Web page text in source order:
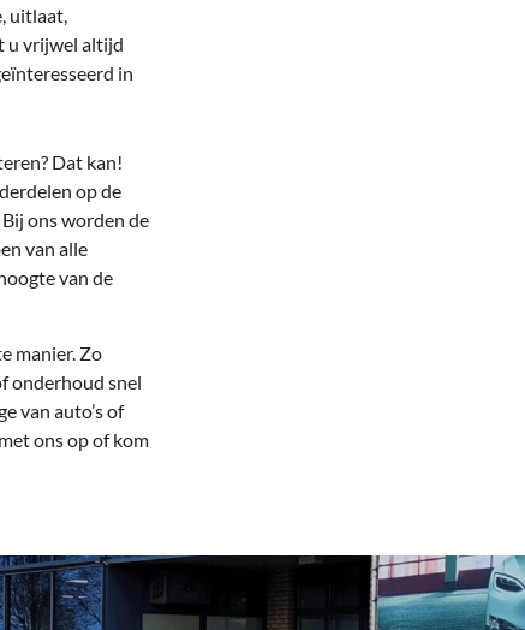
uitlaat,
u vrijwel altijd
in
Dat kan!
op de
ons worden de
van alle
van de
manier. Zo
onderhoud snel
van auto’s of
met ons op of kom